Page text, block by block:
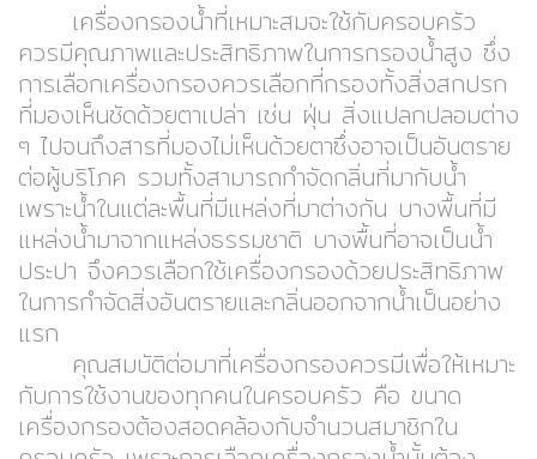
เครื่องกรองน้ำที่เหมาะสมจะใช้กับครอบครัว
ควรมีคุณภาพและประสิทธิภาพในการกรองน้ำสูง ซึ่ง
การเลือกเครื่องกรองควรเลือกที่กรองทั้งสิ่งสกปรก
ที่มองเห็นชัดด้วยตาเปล่า เช่น ฝุ่น สิ่งแปลกปลอมต่าง
ๆ ไปจนถึงสารที่มองไม่เห็นด้วยตาซึ่งอาจเป็นอันตราย
ต่อผู้บริโภค รวมทั้งสามารถกำจัดกลิ่นที่มากับน้ำ
เพราะน้ำในแต่ละพื้นที่มีแหล่งที่มาต่างกัน บางพื้นที่มี
แหล่งน้ำมาจากแหล่งธรรมชาติ บางพื้นที่อาจเป็นน้ำ
ประปา จึงควรเลือกใช้เครื่องกรองด้วยประสิทธิภาพ
ในการกำจัดสิ่งอันตรายและกลิ่นออกจากน้ำเป็นอย่าง
แรก
คุณสมบัติต่อมาที่เครื่องกรองควรมีเพื่อให้เหมาะ
กับการใช้งานของทุกคนในครอบครัว คือ ขนาด
เครื่องกรองต้องสอดคล้องกับจำนวนสมาชิกใน